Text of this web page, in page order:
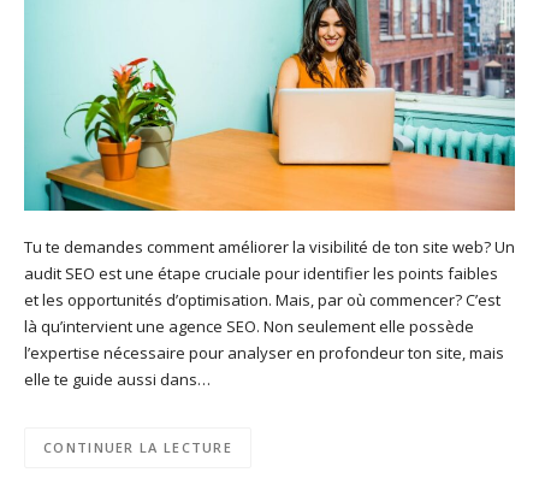
Tu te demandes comment améliorer la visibilité de ton site web? Un
audit SEO est une étape cruciale pour identifier les points faibles
et les opportunités d’optimisation. Mais, par où commencer? C’est
là qu’intervient une agence SEO. Non seulement elle possède
l’expertise nécessaire pour analyser en profondeur ton site, mais
elle te guide aussi dans…
CONTINUER LA LECTURE